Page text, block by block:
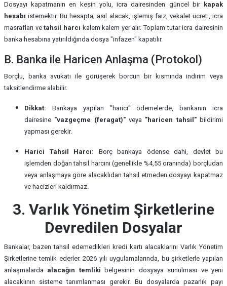
Dosyayı kapatmanın en kesin yolu, icra dairesinden güncel bir kapak
hesabı istemektir. Bu hesapta; asıl alacak, işlemiş faiz, vekalet ücreti, icra
masrafları vetahsil harcı kalem kalem yer alır. Toplam tutar icra dairesinin
banka hesabına yatırıldığında dosya "infazen" kapatılır.
B. Banka ile Haricen Anlaşma (Protokol)
Borçlu, banka avukatı ile görüşerek borcun bir kısmında indirim veya
taksitlendirme alabilir.
Dikkat: Bankaya yapılan "harici" ödemelerde, bankanın icra
dairesine "vazgeçme (feragat)"veya "haricen tahsil"bildirimi
yapması gerekir.
Harici Tahsil Harcı: Borç bankaya ödense dahi, devlet bu
işlemden doğan tahsil harcını (genellikle %4,55 oranında) borçludan
veya anlaşmaya göre alacaklıdan tahsil etmeden dosyayı kapatmaz
ve hacizleri kaldırmaz.
3. Varlık Yönetim Şirketlerine
Devredilen Dosyalar
Bankalar, bazen tahsil edemedikleri kredi kartı alacaklarını Varlık Yönetim
Şirketlerine temlik ederler. 2026 yılı uygulamalarında, bu şirketlerle yapılan
anlaşmalarda alacağın temliki belgesinin dosyaya sunulması ve yeni
alacaklının sisteme tanımlanması gerekir. Bu dosyalarda pazarlık payı